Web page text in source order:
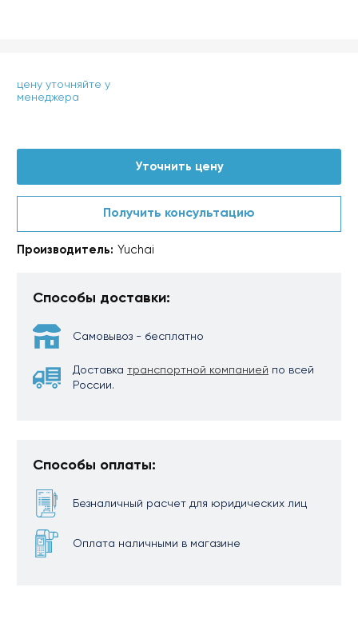
цену уточняйте у
менеджера
Уточнить цену
Получить консультацию
Производитель: Yuchai
Способы доставки:
Самовывоз - бесплатно
Доставка транспортной компанией по всей
России.
Способы оплаты:
Безналичный расчет для юридических лиц
Оплата наличными в магазине